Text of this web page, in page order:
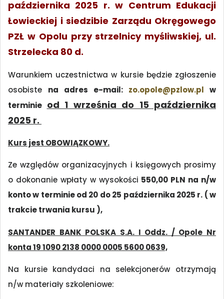
października 2025 r. w Centrum Edukacji
Łowieckiej i siedzibie Zarządu Okręgowego
PZŁ w Opolu przy strzelnicy myśliwskiej, ul.
Strzelecka 80 d.
Warunkiem uczestnictwa w kursie będzie zgłoszenie
osobiste na adres e-mail: zo.opole@pzlow.pl w
terminie od 1 września do 15 października
2025 r.
Kurs jest OBOWIĄZKOWY.
Ze względów organizacyjnych i księgowych prosimy
o dokonanie wpłaty w wysokości 550,00 PLN na n/w
konto w terminie od 20 do 25 października 2025 r. ( w
trakcie trwania kursu ),
SANTANDER BANK POLSKA S.A. I Oddz. / Opole Nr
konta 19 1090 2138 0000 0005 5600 0639,
Na kursie kandydaci na selekcjonerów otrzymają
n/w materiały szkoleniowe: